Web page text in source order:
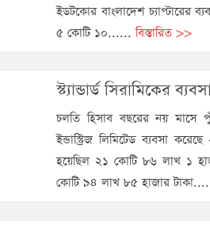
ইডটকোর বাংলাদেশ চ্যাপ্টারের
৫ কোটি ১০......বিস্তারিত >>
স্ট্যান্ডার্ড সিরামিকের
চলতি হিসাব বছরের নয় মাসে
ইন্ডাস্ট্রিজ লিমিটেড ব্যবসা
হয়েছিল ২১ কোটি ৮৬ লাখ ১
কোটি ৯৪ লাখ ৮৫ হাজার